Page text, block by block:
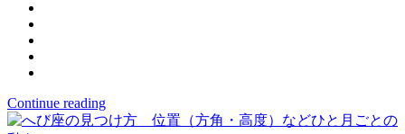
Continue reading